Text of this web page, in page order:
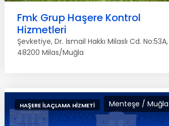
Fmk Grup Haşere Kontrol
Hizmetleri
Şevketiye, Dr. İsmail Hakkı Milaslı Cd. No:53A,
48200 Milas/Muğla
Menteşe / Muğla
HAŞERE İLAÇLAMA HIZMETI